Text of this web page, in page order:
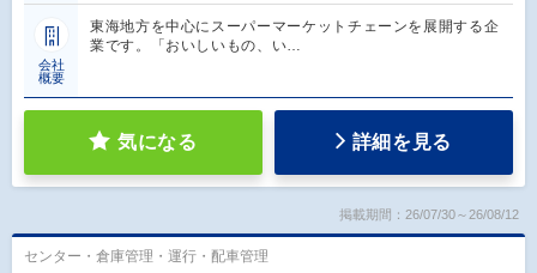
会社
概要
東海地方を中心にスーパーマーケットチェーンを展開する企
業です。「おいしいもの、い…
気になる 詳細を見る
掲載期間：26/07/30～26/08/12
センター・倉庫管理・運行・配車管理